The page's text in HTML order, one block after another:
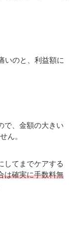
いのと、利益額に
で、金額の大きい
ん。
してまでケアする
は確実に手数料無